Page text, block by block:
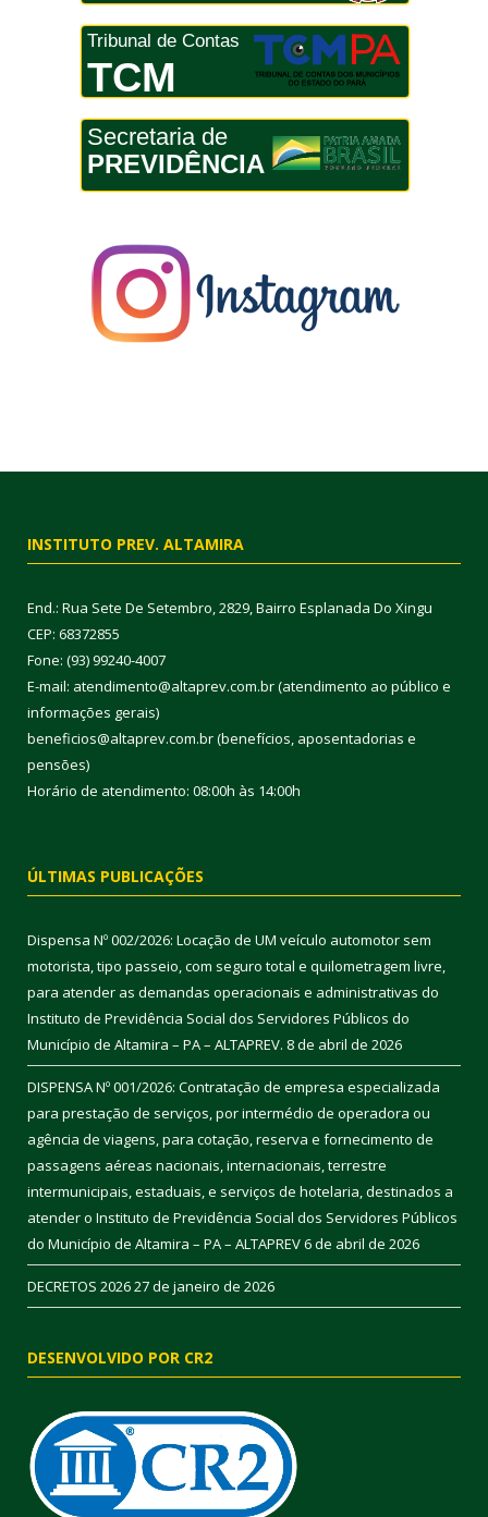
Tribunal de Contas
TCM
Secretaria de
PREVIDÊNCIA
INSTITUTO PREV. ALTAMIRA
End.: Rua Sete De Setembro, 2829, Bairro Esplanada Do Xingu
CEP: 68372855
Fone: (93) 99240-4007
E-mail: atendimento@altaprev.com.br (atendimento ao público e
informações gerais)
beneficios@altaprev.com.br (benefícios, aposentadorias e
pensões)
Horário de atendimento: 08:00h às 14:00h
ÚLTIMAS PUBLICAÇÕES
Dispensa Nº 002/2026: Locação de UM veículo automotor sem
motorista, tipo passeio, com seguro total e quilometragem livre,
para atender as demandas operacionais e administrativas do
Instituto de Previdência Social dos Servidores Públicos do
Município de Altamira – PA – ALTAPREV. 8 de abril de 2026
DISPENSA Nº 001/2026: Contratação de empresa especializada
para prestação de serviços, por intermédio de operadora ou
agência de viagens, para cotação, reserva e fornecimento de
passagens aéreas nacionais, internacionais, terrestre
intermunicipais, estaduais, e serviços de hotelaria, destinados a
atender o Instituto de Previdência Social dos Servidores Públicos
do Município de Altamira – PA – ALTAPREV6 de abril de 2026
DECRETOS 202627 de janeiro de 2026
DESENVOLVIDO POR CR2